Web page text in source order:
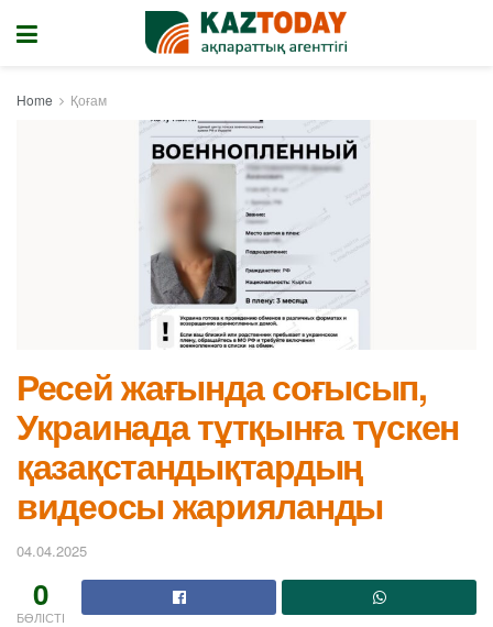
Home Қоғам
Ресей жағында соғысып,
Украинада тұтқынға түскен
қазақстандықтардың
видеосы жарияланды
04.04.2025
0
БӨЛІСТІ